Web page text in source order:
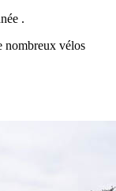
.
nombreux vélos